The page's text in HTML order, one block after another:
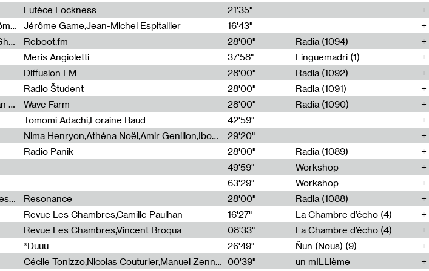
Lutèce Lockness
21'35"
Light turbulences #1 : ON TIME (live voix-batterie) avec Jérôme Game & Jean-Michel Espitallier Jérôme Game,Jean-Michel Espitallier
16'43"
Radia Show #1094 Chronicles from the Arab Cold War by Ghazi Barakat Reboot.fm 28'00"
Radia (1094)
Meris Angioletti 37'58"
Linguemadri (1)
Diffusion FM 28'00"
Radia (1092)
Radio Študent 28'00"
Radia (1091)
Radia Show #1090 : Radia Wave Farm WGXC Corey De Juan Sherrard Jr Startalk Wave Farm 28'00"
Radia (1090)
Tomomi Adachi,Loraine Baud
42'59"
Nima Henryon,Athéna Noël,Amir Genillon,Ibourayane Ahmadi,Manelle Cherrih,Honorine Gibello,John Weeber,Manon Joseph
29'20"
Radio Panik 28'00"
Radia (1089)
49'59"
Workshop
63'29"
Workshop
Radia Show #1088 : Statue Of Liberty Live By Ed Baxter (Resonance) Resonance 28'00"
Radia (1088)
Revue Les Chambres,Camille Paulhan 16'27"
La Chambre d’écho (4)
Revue Les Chambres,Vincent Broqua 08'33"
La Chambre d’écho (4)
*Duuu 26'49"
Ñun (Nous) (9)
Cécile Tonizzo,Nicolas Couturier,Manuel Zenner,Aquila Lescene,Curtis Coco,Cyril Magnier 00'39"
un mILLième